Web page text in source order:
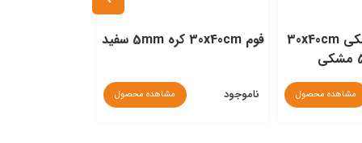
فوم برد مغزمشکی 30x40cm
مشاهده محصول
فوم 30x40cm کره 5mm سفید
ناموجود مشاهده محصول